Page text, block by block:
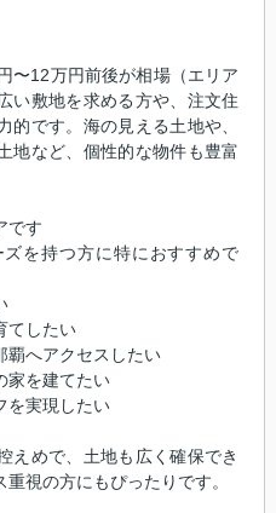
〜12万円前後が相場（エリア
い敷地を求める方や、注文住
的です。海の見える土地や、
地など、個性的な物件も豊富
です
を持つ方に特におすすめで
てしたい
覇へアクセスしたい
家を建てたい
を実現したい
えめで、土地も広く確保でき
視の方にもぴったりです。